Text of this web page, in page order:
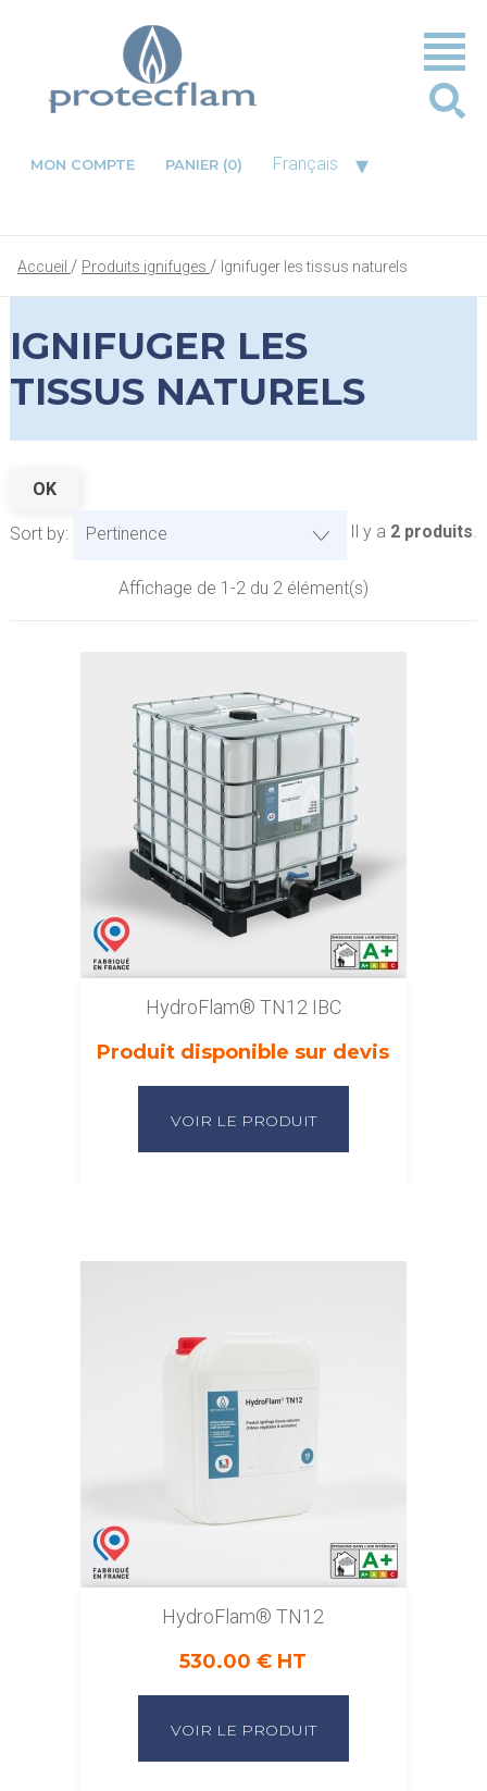
MON COMPTE PANIER (0) Français ▾
Accueil Produits ignifuges Ignifuger les tissus naturels
IGNIFUGER LES
TISSUS NATURELS
OK
Il y a 2 produits.
Sort by: Pertinence
Affichage de 1-2 du 2 élément(s)
HydroFlam® TN12 IBC
Produit disponible sur devis
VOIR LE PRODUIT
HydroFlam® TN12
530.00 € HT
VOIR LE PRODUIT